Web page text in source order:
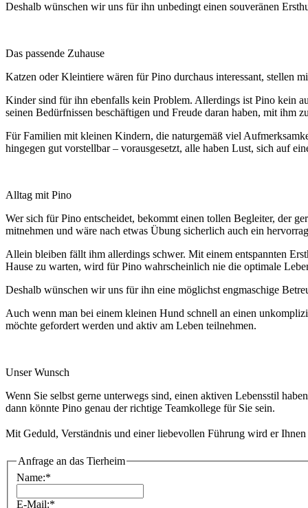
Deshalb wünschen wir uns für ihn unbedingt einen souveränen
Das passende Zuhause
Katzen oder Kleintiere wären für Pino durchaus interessant, stellen
Kinder sind für ihn ebenfalls kein Problem. Allerdings ist Pino kein
seinen Bedürfnissen beschäftigen und Freude daran haben, mit ihm
Für Familien mit kleinen Kindern, die naturgemäß viel
hingegen gut vorstellbar – vorausgesetzt, alle haben Lust, sich auf
Alltag mit Pino
Wer sich für Pino entscheidet, bekommt einen tollen Begleiter, der
mitnehmen und wäre nach etwas Übung sicherlich auch ein
Allein bleiben fällt ihm allerdings schwer. Mit einem entspannten
Hause zu warten, wird für Pino wahrscheinlich nie die optimale
Deshalb wünschen wir uns für ihn eine möglichst engmaschige
Auch wenn man bei einem kleinen Hund schnell an einen
möchte gefordert werden und aktiv am Leben teilnehmen.
Unser Wunsch
Wenn Sie selbst gerne unterwegs sind, einen aktiven Lebensstil
dann könnte Pino genau der richtige Teamkollege für Sie sein.
Mit Geduld, Verständnis und einer liebevollen Führung wird er
Anfrage an das Tierheim
Name:*
E-Mail:*